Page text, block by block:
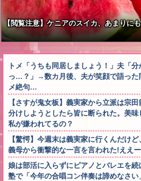
【閲覧注意】ケニアのスイカ、あまりに
トメ「うちも同居しましょう！」夫「分
っ…？」→数カ月後、夫が笑顔で語った
メ絶句…
【さすが鬼女板】義実家から立派は宗
分けしようとしたら皆に断られた。美
私が嫌われてるの？
【驚愕】今週末は義実家に行くんだけ
義母から衝撃的な一言を言われた!ええ
娘は部活に入らずにピアノとバレエを続
塾で「今年の合唱コン伴奏は諦めなさい